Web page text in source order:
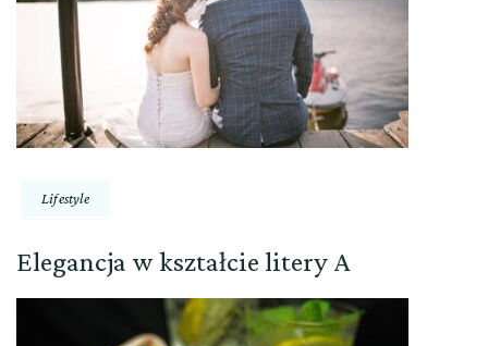
Lifestyle
Elegancja w kształcie litery A